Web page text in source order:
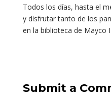
Todos los días, hasta el
y disfrutar tanto de los
en la biblioteca de Mayco
Submit a